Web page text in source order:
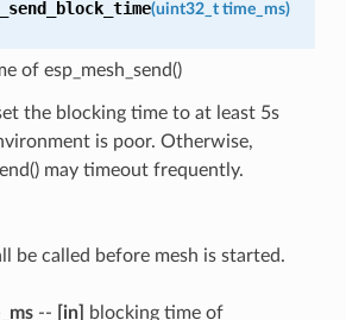
(uint32_t time_ms)
of esp_mesh_send()
the blocking time to at least 5s
is poor. Otherwise,
may timeout frequently.
be called before mesh is started.
-- [in]
blocking time of